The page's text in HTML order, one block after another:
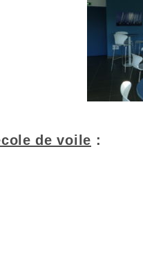
de voile :